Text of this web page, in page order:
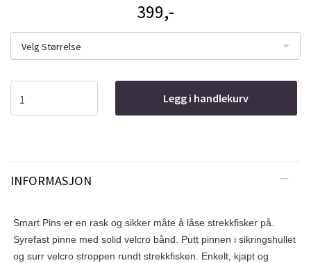
399,-
Velg Størrelse
Legg i handlekurv
INFORMASJON
Smart Pins er en rask og sikker måte å låse strekkfisker på.
Syrefast pinne med solid velcro bånd. Putt pinnen i sikringshullet
og surr velcro stroppen rundt strekkfisken. Enkelt, kjapt og